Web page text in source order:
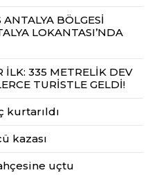
BÖLGESİ
LOKANTASI’NDA
İLK: 335 METRELİK DEV
TURİSTLE GELDİ!
kurtarıldı
kazası
uçtu